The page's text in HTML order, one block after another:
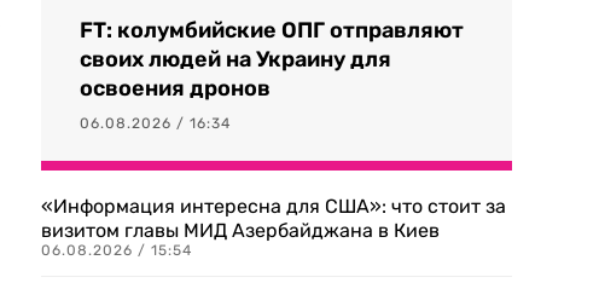
FT: колумбийские ОПГ отправляют
своих людей на Украину для
освоения дронов
06.08.2026 / 16:34
«Информация интересна для США»: что стоит за
визитом главы МИД Азербайджана в Киев
06.08.2026 / 15:54